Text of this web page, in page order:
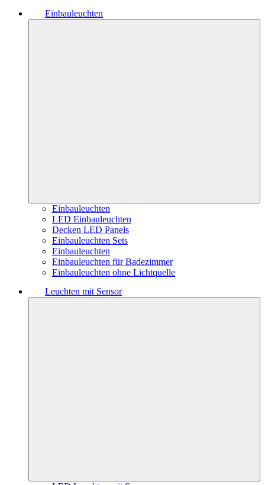
Einbauleuchten
Einbauleuchten
LED Einbauleuchten
Decken LED Panels
Einbauleuchten Sets
Einbauleuchten
Einbauleuchten für Badezimmer
Einbauleuchten ohne Lichtquelle
Leuchten mit Sensor